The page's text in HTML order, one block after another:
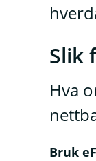
Slik
Hva
Bruk